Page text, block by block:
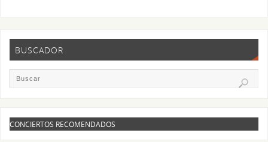
BUSCADOR
CONCIERTOS RECOMENDADOS